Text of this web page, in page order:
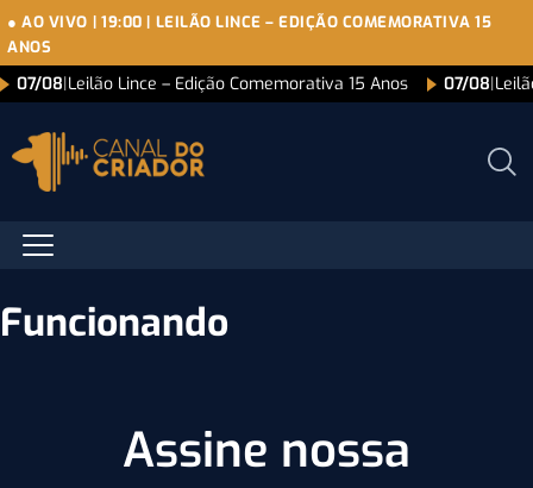
● AO VIVO | 19:00 | LEILÃO LINCE – EDIÇÃO COMEMORATIVA 15
ANOS
07/08|Leilão Lince – Edição Comemorativa 15 Anos 07/08|
Funcionando
Assine nossa